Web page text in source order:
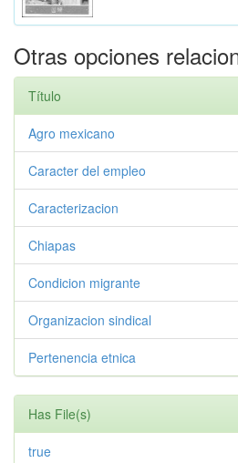
Otras opciones
Título
Agro mexicano
Caracter del empleo
Caracterizacion
Chiapas
Condicion migrante
Organizacion sindical
Pertenencia etnica
Has File(s)
true